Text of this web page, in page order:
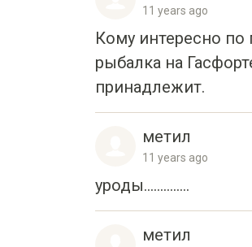
11 years ago
Кому интересно по
рыбалка на
принадлежит.
метил
11 years ago
уроды..............
метил